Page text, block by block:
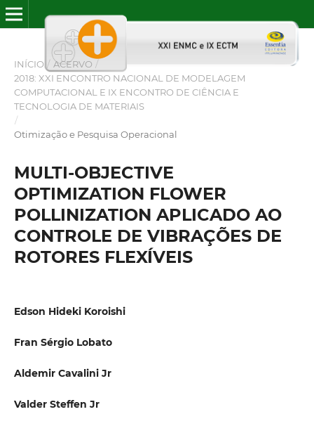
INÍCIO / ACERVO /
2018: XXI ENCONTRO NACIONAL DE MODELAGEM
COMPUTACIONAL E IX ENCONTRO DE CIÊNCIA E
TECNOLOGIA DE MATERIAIS
/
Otimização e Pesquisa Operacional
MULTI-OBJECTIVE
OPTIMIZATION FLOWER
POLLINIZATION APLICADO AO
CONTROLE DE VIBRAÇÕES DE
ROTORES FLEXÍVEIS
Edson Hideki Koroishi
Fran Sérgio Lobato
Aldemir Cavalini Jr
Valder Steffen Jr